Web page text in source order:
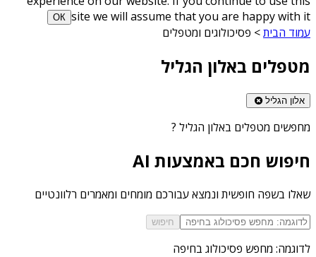
site we will assume that you are happy with it
ОК
עמוד הבית> פסיכולוגים ומטפלים
מטפלים באלון הגליל
אלון הגליל
מחפשים מטפלים באלון הגליל ?
חיפוש חכם באמצעות AI
שאלו בשפה חופשית ונמצא עבורכם מומחים ומאמרים רלוונטיים
חיפוש
לדוגמה: מחפש פסיכולוג בחיפה